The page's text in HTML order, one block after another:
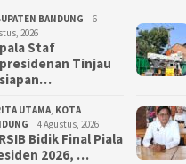
BANDUNG
6
2026
Staf
Tinjau
UTAMA, KOTA
4 Agustus, 2026
Bidik Final Piala
2026, …